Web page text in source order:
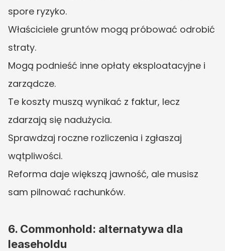
spore ryzyko.
Właściciele gruntów mogą próbować odrobić
straty.
Mogą podnieść inne opłaty eksploatacyjne i
zarządcze.
Te koszty muszą wynikać z faktur, lecz
zdarzają się nadużycia.
Sprawdzaj roczne rozliczenia i zgłaszaj
wątpliwości.
Reforma daje większą jawność, ale musisz
sam pilnować rachunków.
6. Commonhold: alternatywa dla
leaseholdu